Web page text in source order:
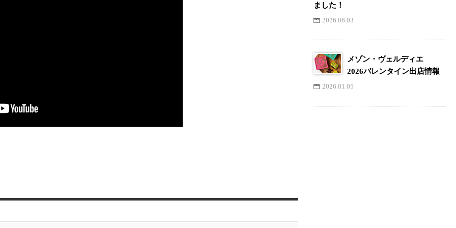
ました！
2026.06.03
メゾン・ヴェルディエ
2026バレンタイン出店情報
2026.01.05